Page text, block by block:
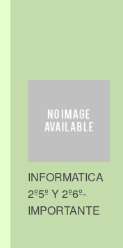
INFORMATICA
2º5º Y 2º6º-
IMPORTANTE